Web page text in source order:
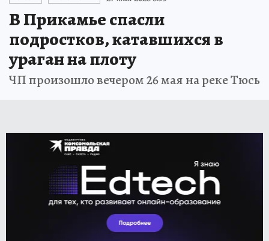
В Прикамье спасли
подростков, катавшихся в
ураган на плоту
ЧП произошло вечером 26 мая на реке Тюсь